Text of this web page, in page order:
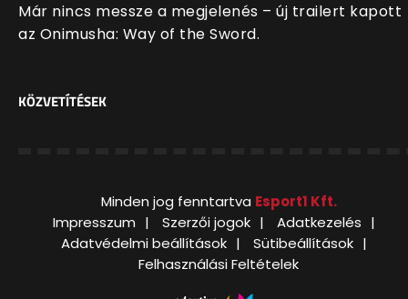
Már nincs messze a megjelenés – új trailert kapott
az Onimusha: Way of the Sword.
KÖZVETÍTÉSEK
Minden jog fenntartva Esport1 Kft.
Impresszum
Szerzői jogok
Adatkezelés
Adatvédelmi beállítások
Sütibeállítások
Felhasználási Feltételek